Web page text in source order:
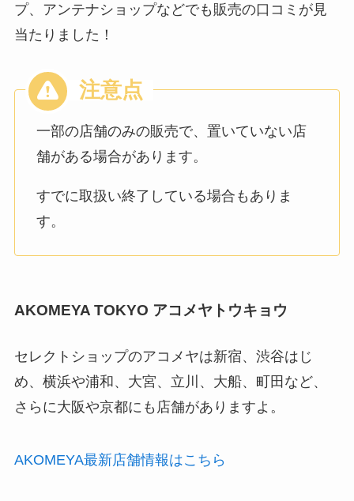
プ、アンテナショップなどでも販売の口コミが見
当たりました！
一部の店舗のみの販売で、置いていない店
舗がある場合があります。
すでに取扱い終了している場合もありま
す。
AKOMEYA TOKYO アコメヤトウキョウ
セレクトショップのアコメヤは新宿、渋谷はじ
め、横浜や浦和、大宮、立川、大船、町田など、
さらに大阪や京都にも店舗がありますよ。
AKOMEYA最新店舗情報はこちら